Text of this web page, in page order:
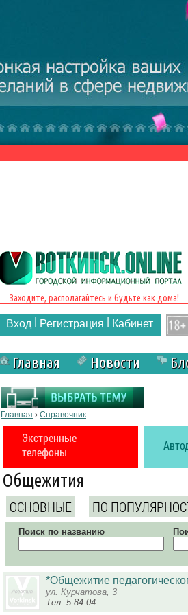
Заходите, располагайтесь и будьте как дома!
Вход Регистрация Кабинет
Главная Новости
Вы здесь
Главная › Справочник
Экстренные
телефоны
Общежития
ОСНОВНЫЕ ПО
Поиск по названию
*Общежитие
ул. Курчатова, 3
Тел: 5-84-04